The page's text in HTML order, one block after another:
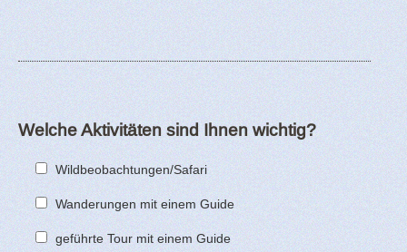
Welche Aktivitäten sind Ihnen wichtig?
Wildbeobachtungen/Safari
Wanderungen mit einem Guide
geführte Tour mit einem Guide